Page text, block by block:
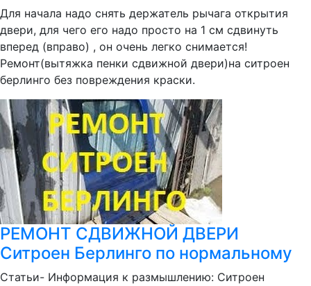
Для начала надо снять держатель рычага открытия
двери, для чего его надо просто на 1 см сдвинуть
вперед (вправо) , он очень легко снимается!
Ремонт(вытяжка пенки сдвижной двери)на ситроен
берлинго без повреждения краски.
РЕМОНТ СДВИЖНОЙ ДВЕРИ
Ситроен Берлинго по нормальному
Статьи- Информация к размышлению: Ситроен